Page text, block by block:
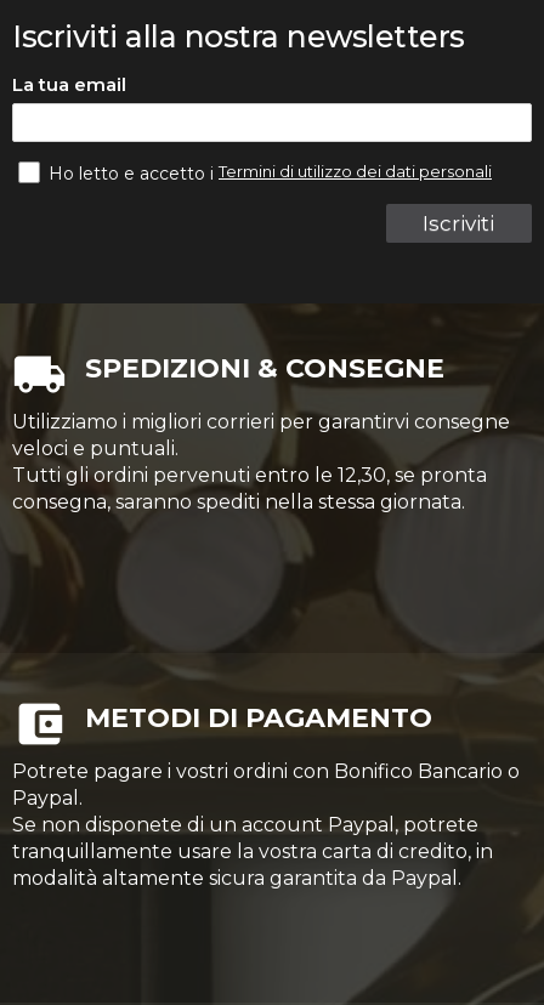
Iscriviti alla nostra newsletters
La tua email
Iscriviti
Ho letto e accetto iTermini di utilizzo dei dati personali
SPEDIZIONI & CONSEGNE
Utilizziamo i migliori corrieri per garantirvi consegne
veloci e puntuali.
Tutti gli ordini pervenuti entro le 12,30, se pronta
consegna, saranno spediti nella stessa giornata.
METODI DI PAGAMENTO
Potrete pagare i vostri ordini con Bonifico Bancario o
Paypal.
Se non disponete di un account Paypal, potrete
tranquillamente usare la vostra carta di credito, in
modalità altamente sicura garantita da Paypal.